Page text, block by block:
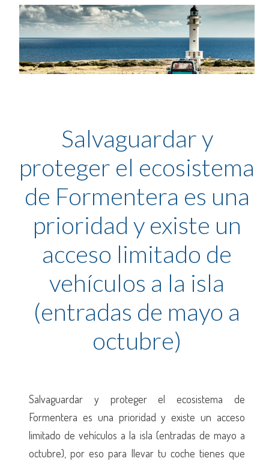
Salvaguardar y
proteger el ecosistema
de Formentera es una
prioridad y existe un
acceso limitado de
vehículos a la isla
(entradas de mayo a
octubre)
Salvaguardar y proteger el ecosistema de
Formentera es una prioridad y existe un acceso
limitado de vehículos a la isla (entradas de mayo a
octubre), por eso para llevar tu coche tienes que